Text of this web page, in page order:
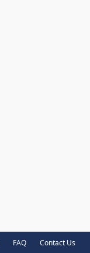
FAQ Contact Us